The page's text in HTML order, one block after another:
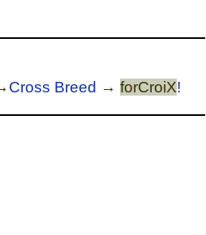
Cross Breed →forCroiX!